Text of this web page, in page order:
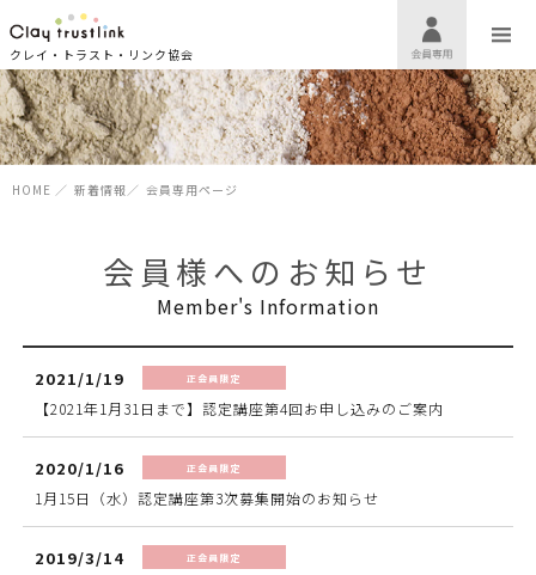
クレイ・トラスト・リンク協会
HOME ／ 新着情報 ／ 会員専用ページ
会員様へのお知らせ
Member's Information
2021/1/19 正会員限定
【2021年1月31日まで】認定講座第4回お申し込みのご案内
2020/1/16 正会員限定
1月15日（水）認定講座第3次募集開始のお知らせ
2019/3/14 正会員限定